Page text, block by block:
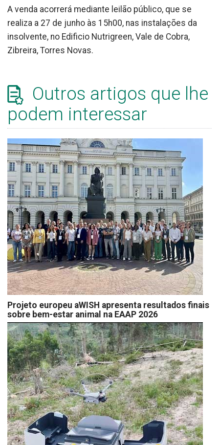
A venda acorrerá mediante leilão público, que se
realiza a 27 de junho às 15h00, nas instalações da
insolvente, no Edificio Nutrigreen, Vale de Cobra,
Zibreira, Torres Novas.
Outros artigos que lhe
podem interessar
Projeto europeu aWISH apresenta resultados finais
sobre bem-estar animal na EAAP 2026